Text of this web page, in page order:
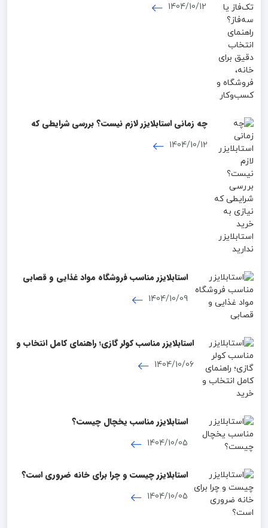
1404/10/12
چه زمانی استابلایزر لازم نیست؟ بررسی شرایطی که
1404/10/12
استابلایزر مناسب فروشگاه مواد غذایی و قصابی
1404/10/09
استابلایزر مناسب کولر گازی؛ راهنمای کامل انتخاب و
1404/10/06
استابلایزر مناسب یخچال چیست؟
1404/10/05
استابلایزر چیست و چرا برای خانه ضروری است؟
1404/10/05